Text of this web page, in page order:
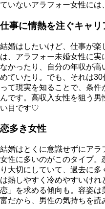
ていないアラフォー女性には
仕事に情熱を注ぐキャリ
結婚はしたいけど、仕事が
は、アラフォー未婚女性に
なかったり、自分の年収が
めていたり。でも、それは
って現実を知ることで、条
んです。高収入女性を狙う
い目です♡
恋多き女性
結婚はとくに意識せずにアラ
女性に多いのがこのタイプ。
り大切にしていて、過去に
は熱しやすく冷めやすいけ
恋」を求める傾向も。容姿
富だから、男性の気持ちを読